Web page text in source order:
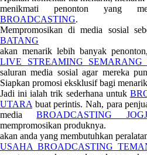
menikmati penonton yang
BROADCASTING.
Mempromosikan di media sosial
BATANG
akan menarik lebih banyak
LIVE STREAMING SEMARANG
saluran media sosial agar mereka
Siapkan promosi eksklusif bagi
Jadi ini ialah trik sederhana untuk
UTARA buat perintis. Nah, para
mediaBROADCASTING
mempromosikan produknya.
akan anda yang membutuhkan
USAHA BROADCASTING